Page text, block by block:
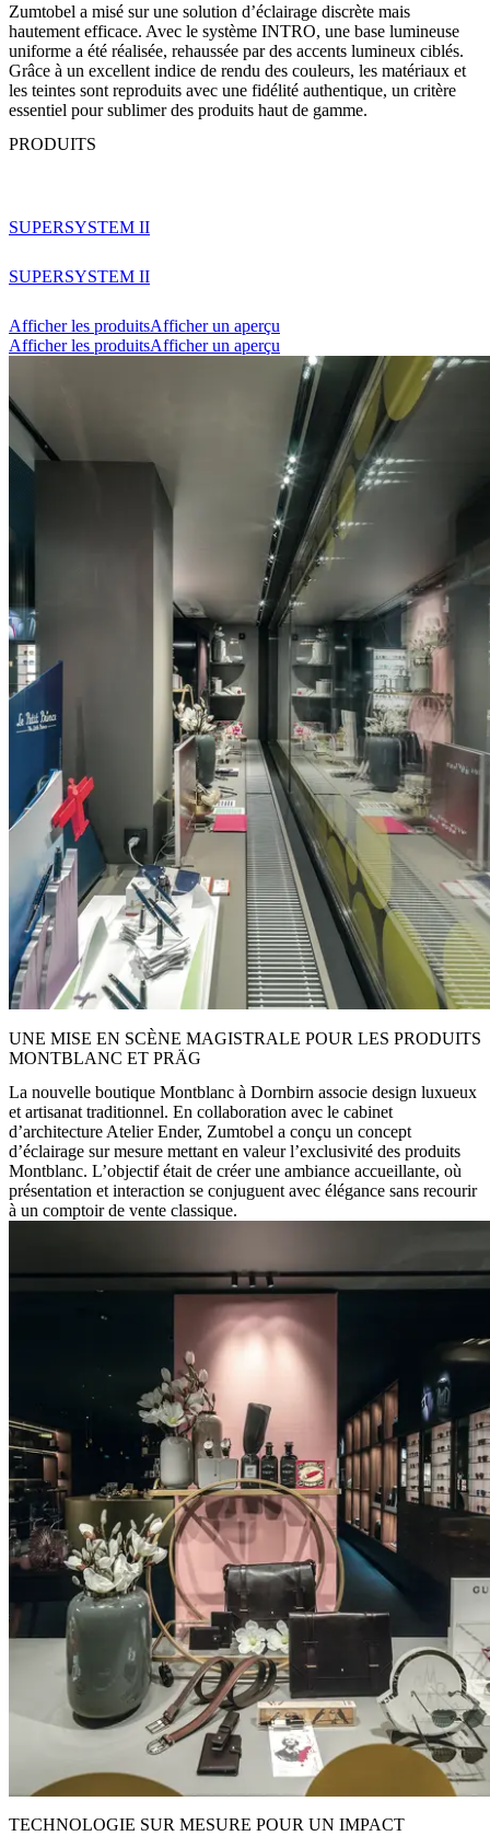
Zumtobel a misé sur une solution d’éclairage discrète mais
hautement efficace. Avec le système INTRO, une base lumineuse
uniforme a été réalisée, rehaussée par des accents lumineux ciblés.
Grâce à un excellent indice de rendu des couleurs, les matériaux et
les teintes sont reproduits avec une fidélité authentique, un critère
essentiel pour sublimer des produits haut de gamme.
PRODUITS
SUPERSYSTEM II
SUPERSYSTEM II
Afficher les produitsAfficher un aperçu
Afficher les produitsAfficher un aperçu
UNE MISE EN SCÈNE MAGISTRALE POUR LES PRODUITS
MONTBLANC ET PRÄG
La nouvelle boutique Montblanc à Dornbirn associe design luxueux
et artisanat traditionnel. En collaboration avec le cabinet
d’architecture Atelier Ender, Zumtobel a conçu un concept
d’éclairage sur mesure mettant en valeur l’exclusivité des produits
Montblanc. L’objectif était de créer une ambiance accueillante, où
présentation et interaction se conjuguent avec élégance sans recourir
à un comptoir de vente classique.
TECHNOLOGIE SUR MESURE POUR UN IMPACT